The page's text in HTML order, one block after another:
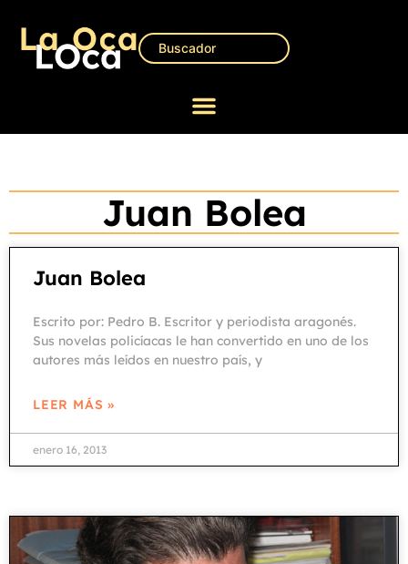
Juan Bolea
Juan Bolea
Escrito por: Pedro B. Escritor y periodista aragonés.
Sus novelas policíacas le han convertido en uno de los
autores más leídos en nuestro país, y
LEER MÁS »
enero 16, 2013